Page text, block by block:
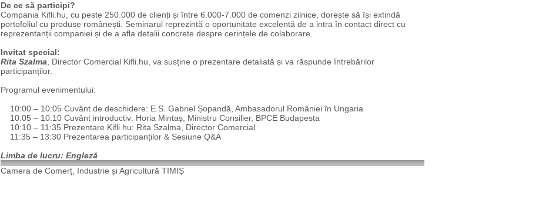
De ce să participi?
Compania Kifli.hu, cu peste 250.000 de clienți și între 6.000-7.000 de comenzi zilnice, dorește să își extindă
portofoliul cu produse românești. Seminarul reprezintă o oportunitate excelentă de a intra în contact direct cu
reprezentanții companiei și de a afla detalii concrete despre cerințele de colaborare.
Invitat special:
Rita Szalma , Director Comercial Kifli.hu, va susține o prezentare detaliată și va răspunde întrebărilor
participanților.
Programul evenimentului:
10:00 – 10:05 Cuvânt de deschidere: E.S. Gabriel Șopandă, Ambasadorul României în Ungaria
10:05 – 10:10 Cuvânt introductiv: Horia Mintaș, Ministru Consilier, BPCE Budapesta
10:10 – 11:35 Prezentare Kifli.hu: Rita Szalma, Director Comercial
11:35 – 13:30 Prezentarea participanților & Sesiune Q&A
Limba de lucru: Engleză
Camera de Comerț, Industrie și Agricultură TIMIȘ